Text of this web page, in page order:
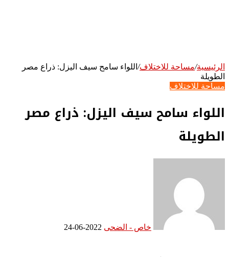
الرئيسية/مساحة للاختلاف/ اللواء سامح سيف اليزل: ذراع مصر
الطويلة
مساحة للاختلاف
اللواء سامح سيف اليزل: ذراع مصر
الطويلة
خاص - الضحى 2022-06-24